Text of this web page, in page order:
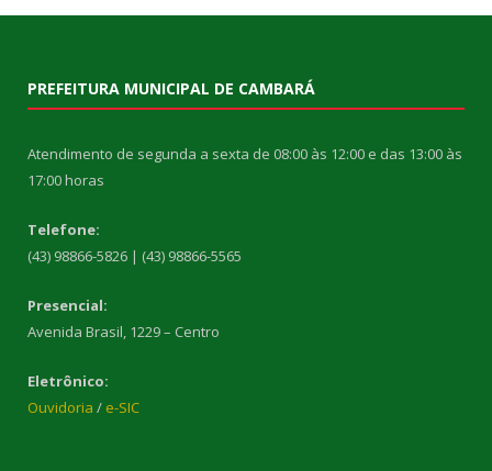
PREFEITURA MUNICIPAL DE CAMBARÁ
Atendimento de segunda a sexta de 08:00 às 12:00 e das 13:00 às
17:00 horas
Telefone:
(43) 98866-5826 | (43) 98866-5565
Presencial:
Avenida Brasil, 1229 – Centro
Eletrônico:
Ouvidoria / e-SIC